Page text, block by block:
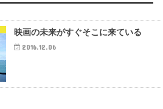
映画の未来がすぐそこに来ている
2016.12.06